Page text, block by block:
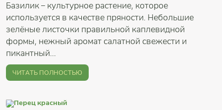
Базилик – культурное растение, которое
используется в качестве пряности. Небольшие
зелёные листочки правильной каплевидной
формы, нежный аромат салатной свежести и
пикантный...
ЧИТАТЬ ПОЛНОСТЬЮ